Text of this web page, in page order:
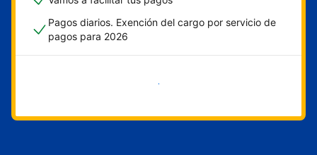
Pagos diarios. Exención del cargo por servicio de
pagos para 2026
Empezar ahora